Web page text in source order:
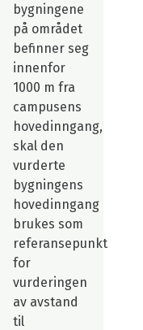
bygningene
på området
befinner seg
innenfor
1000 m fra
campusens
hovedinngang,
skal den
vurderte
bygningens
hovedinngang
brukes som
referansepunkt
for
vurderingen
av avstand
til